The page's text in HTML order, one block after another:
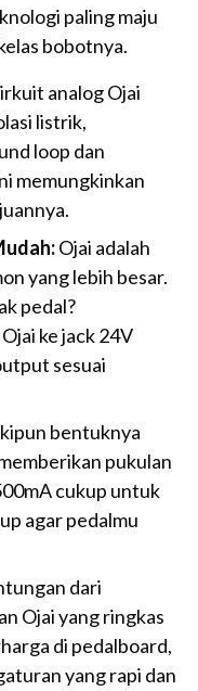
paling maju
bobotnya.
analog Ojai
listrik,
loop dan
memungkinkan
Ojai adalah
yang lebih besar.
pedal?
ke jack 24V
sesuai
bentuknya
pukulan
cukup untuk
agar pedalmu
dari
Ojai yang ringkas
di pedalboard,
yang rapi dan